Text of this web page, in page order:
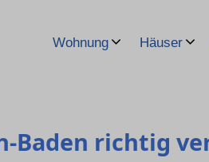
Wohnung Häuser
Baden richtig